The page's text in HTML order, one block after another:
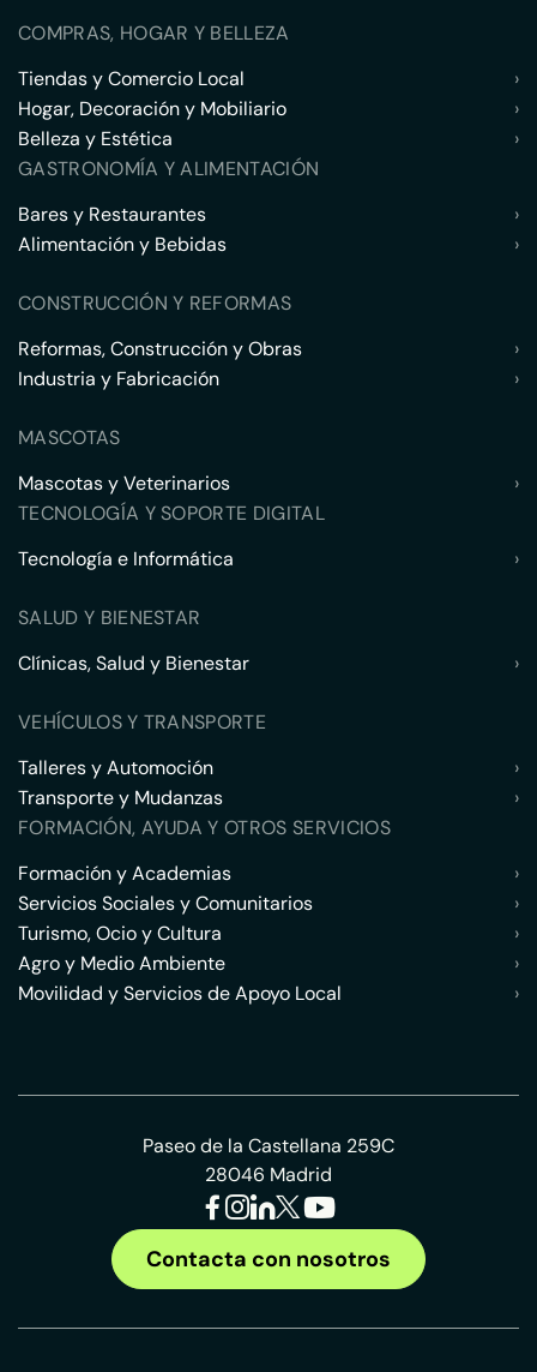
COMPRAS, HOGAR Y BELLEZA
Tiendas y Comercio Local
›
Hogar, Decoración y Mobiliario
›
Belleza y Estética
›
GASTRONOMÍA Y ALIMENTACIÓN
Bares y Restaurantes
›
Alimentación y Bebidas
›
CONSTRUCCIÓN Y REFORMAS
Reformas, Construcción y Obras
›
Industria y Fabricación
›
MASCOTAS
Mascotas y Veterinarios
›
TECNOLOGÍA Y SOPORTE DIGITAL
Tecnología e Informática
›
SALUD Y BIENESTAR
Clínicas, Salud y Bienestar
›
VEHÍCULOS Y TRANSPORTE
Talleres y Automoción
›
Transporte y Mudanzas
›
FORMACIÓN, AYUDA Y OTROS SERVICIOS
Formación y Academias
›
Servicios Sociales y Comunitarios
›
Turismo, Ocio y Cultura
›
Agro y Medio Ambiente
›
Movilidad y Servicios de Apoyo Local
›
Paseo de la Castellana 259C
28046 Madrid
Contacta con nosotros